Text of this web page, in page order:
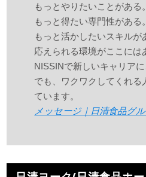
もっとやりたいことがある。
もっと得たい専門性がある。
もっと活かしたいスキルが
応えられる環境がここには
NISSINで新しいキャリアに
でも、ワクワクしてくれる
ています。
メッセージ｜日清食品グ